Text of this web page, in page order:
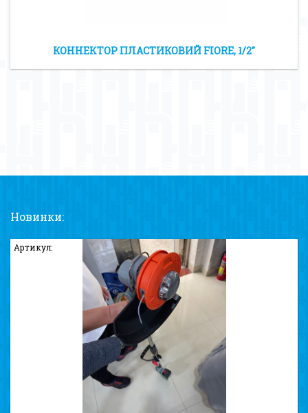
КОННЕКТОР ПЛАСТИКОВИЙ FIORE, 1/2″
Новинки:
Артикул: